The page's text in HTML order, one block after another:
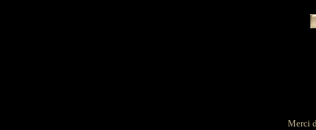
Merci